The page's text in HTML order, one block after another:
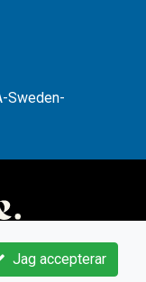
Sweden-
Jag accepterar